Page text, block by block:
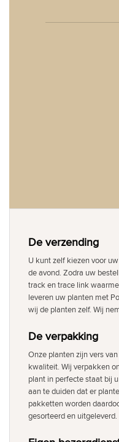
De verzending
U kunt zelf kiezen voor
de avond. Zodra uw
track en trace link
leveren uw planten met
wij de planten zelf. Wij
De verpakking
Onze planten zijn vers
kwaliteit. Wij verpakken
plant in perfecte staat bij
aan te duiden dat er
pakketten worden
gesorteerd en uitgeleverd.